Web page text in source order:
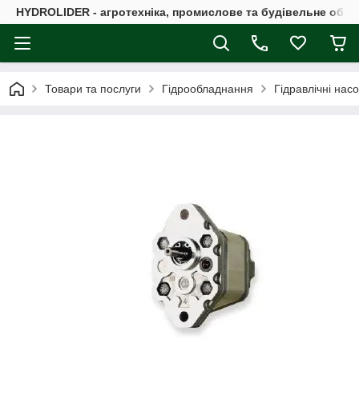
HYDROLIDER - агротехніка, промислове та будівельне
Товари та послуги Гідрообладнання Гідравлічні